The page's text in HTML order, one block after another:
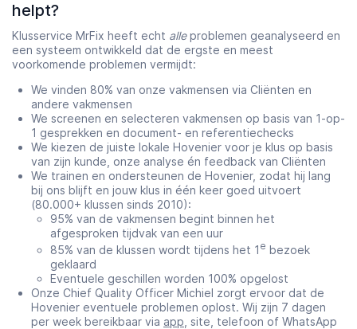
helpt?
Klusservice MrFix heeft echt alleproblemen geanalyseerd en
een systeem ontwikkeld dat de ergste en meest
voorkomende problemen vermijdt:
We vinden 80% van onze vakmensen via Cliënten en
andere vakmensen
We screenen en selecteren vakmensen op basis van 1-op-
1 gesprekken en document- en referentiechecks
We kiezen de juiste lokale Hovenier voor je klus op basis
van zijn kunde, onze analyse én feedback van Cliënten
We trainen en ondersteunen de Hovenier, zodat hij lang
bij ons blijft en jouw klus in één keer goed uitvoert
(80.000+ klussen sinds 2010):
95% van de vakmensen begint binnen het
afgesproken tijdvak van een uur
85% van de klussen wordt tijdens het 1 e bezoek
geklaard
Eventuele geschillen worden 100% opgelost
Onze Chief Quality Officer Michiel zorgt ervoor dat de
Hovenier eventuele problemen oplost. Wij zijn 7 dagen
per week bereikbaar via app , site, telefoon of WhatsApp